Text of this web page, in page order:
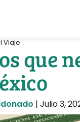
Viaje
que
| Julio 3,